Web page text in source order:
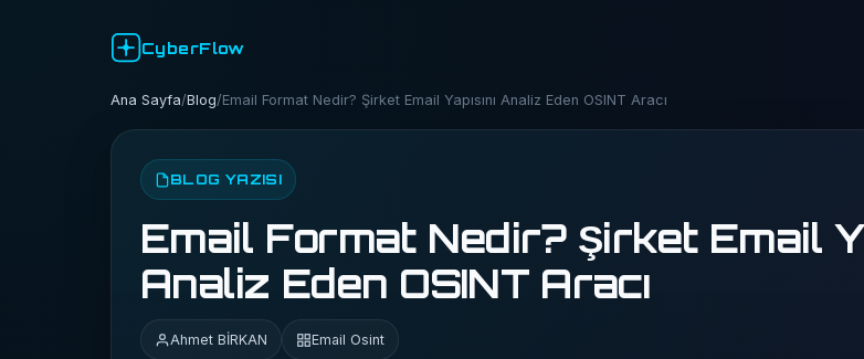
CyberFlow
Ana Sayfa/Blog/Email Format Nedir? Şirket Email Yapısını Analiz Eden OSINT Aracı
BLOG YAZISI
Email Format Nedir? Şirket Email
Analiz Eden OSINT Aracı
Ahmet BİRKAN Email Osint